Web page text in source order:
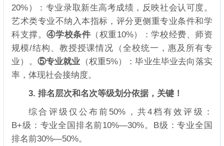
20%）：专业录取新生高考成绩，反映社会认可度。
艺术类专业不纳入本指标，评分更侧重专业条件和学
科支撑。④学校条件 （权重10%）：学校经费、师资
规模/结构、教授授课情况（全校统一，惠及所有专
业）。 ⑤专业就业 （权重5%）：毕业生毕业去向落实
率，体现社会接纳度。
3. 排名层次和名次等级划分依据，关键！
综合评级仅公布前50%，共4档有效评级：
B+级：专业全国排名前10%—30%。B级：专业全国
排名前30%—50%。